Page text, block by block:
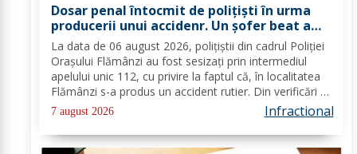
Dosar penal întocmit de polițiști în urma
producerii unui accidenr. Un șofer beat a
lovit un cap de pod
La data de 06 august 2026, polițiștii din cadrul Poliției
Orașului Flămânzi au fost sesizați prin intermediul
apelului unic 112, cu privire la faptul că, în localitatea
Flămânzi s-a produs un accident rutier. Din verificări a
reieșit faptul că, în timp ce se deplasa pe strada
Tulburea din orașul...
7 august 2026 Infractional